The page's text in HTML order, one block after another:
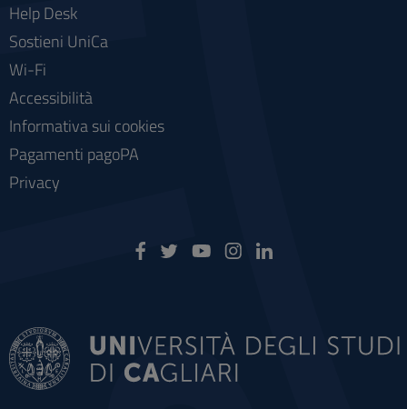
Help Desk
Sostieni UniCa
Wi-Fi
Accessibilità
Informativa sui cookies
Pagamenti pagoPA
Privacy